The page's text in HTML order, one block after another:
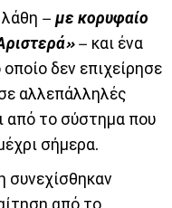
λάθη –με κορυφαίο
– και ένα
δεν επιχείρησε
αλλεπάλληλές
από το σύστημα που
σήμερα.